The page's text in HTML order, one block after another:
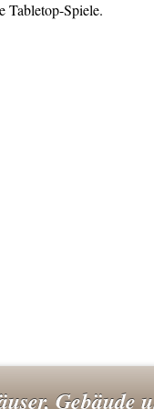
Tabletop-Spiele.
Gebäude